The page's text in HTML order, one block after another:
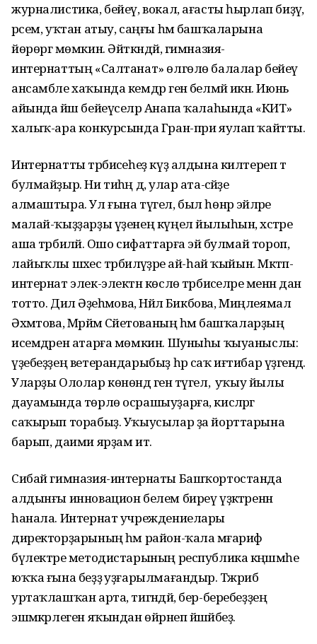
журналистика, бейеү, вокал, ағасты һырлап биҙәү,
рәсем, уҡтан атыу, саңғы һәм башҡаларына
йөрөргә мөмкин. Әйткәндәй, гимназия-
интернаттың «Салтанат» өлгөлө балалар бейеү
ансамбле хаҡында кемдәр генә белмәй икән. Июнь
айында йәш бейеүселәр Анапа ҡалаһында «КИТ»
халыҡ-ара конкурсында Гран-при яулап ҡайтты.
Интернатты тәрбиәсеһеҙ күҙ алдына килтереп тә
булмайҙыр. Ни тиһәң дә, улар ата-әсәйҙе
алмаштыра. Ул ғына түгел, был һөнәр эйәләре
малай-ҡыҙҙарҙы үҙенең күңел йылыһын, хәстәре
аша тәрбиәләй. Ошо сифаттарға эйә булмай тороп,
лайыҡлы шәхес тәрбиәләүҙәре ай-һай ҡыйын. Мәктәп-
интернат элек-электән көслө тәрбиәселәре менән дан
тотто. Дилә Әҙеһәмова, Нәйлә Бикбова, Миңлеямал
Әхмәтова, Мәрйәм Сәйетованың һәм башҡаларҙың
исемдәрен атарға мөмкин. Шуныһы ҡыуаныслы:
үҙебеҙҙең ветерандарыбыҙ һәр саҡ иғтибар үҙәгендә.
Уларҙы Ололар көнөндә генә түгел, ә уҡыу йылы
дауамында төрлө осрашыуҙарға, кисәләргә
саҡырып торабыҙ. Уҡыусылар ҙа йорттарына
барып, даими ярҙам итә.
Сибай гимназия-интернаты Башҡортостанда
алдынғы инновацион белем биреү үҙәктәренән
һанала. Интернат учреждениелары
директорҙарының һәм район-ҡала мәғариф
бүлектәре методистарының республика кәңәшмәһе
юҡҡа ғына беҙҙә уҙғарылмағандыр. Тәжрибә
уртаҡлашҡан арта, тигәндәй, бер-беребеҙҙең
эшмәкәрлеген яҡындан өйрәнеп йәшәйбеҙ.